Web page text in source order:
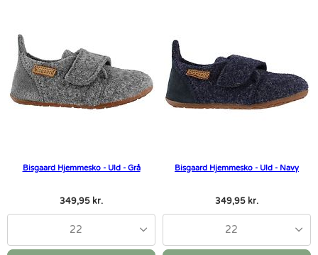
Bisgaard Hjemmesko - Uld - Grå
349,95 kr.
22
Bisgaard Hjemmesko - Uld - Navy
349,95 kr.
22